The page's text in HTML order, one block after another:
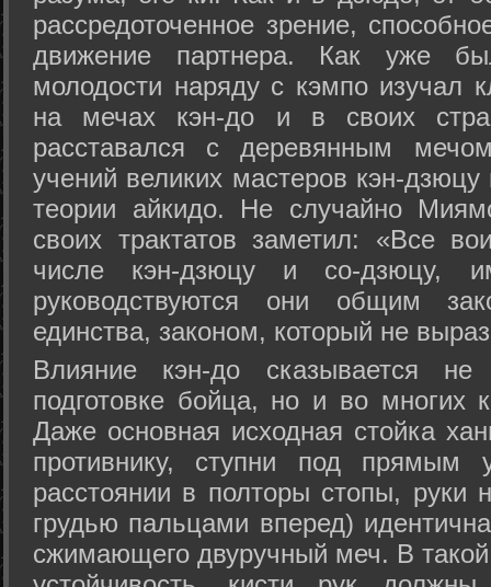
рассредоточенное зрение,
движение партнера. Как уже
молодости наряду с кэмпо изучал
на мечах кэн-до и в своих
расставался с деревянным
учений великих мастеров кэн-
теории айкидо. Не случайно
своих трактатов заметил: «Все
числе кэн-дзюцу и со-дзюцу,
руководствуются они общим
единства, законом, который не
Влияние кэн-до сказывается не
подготовке бойца, но и во многих
Даже основная исходная стойка
противнику, ступни под прямым
расстоянии в полторы стопы, руки
грудью пальцами вперед)
сжимающего двуручный меч. В